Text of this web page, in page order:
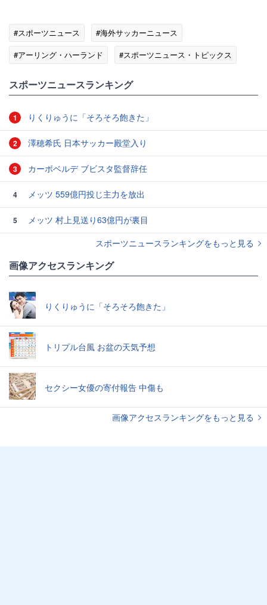
#スポーツニュース
#海外サッカーニュース
#アーリング・ハーランド
#スポーツニュース・トピックス
スポーツニュースランキング
1 りくりゅうに「そろそろ飽きた」
2 澤穂希氏 日本サッカー殿堂入り
3 カーボベルデ ブビスタ監督辞任
4 メッツ 559億円投じ主力を放出
5
メッツ 村上見送り63億円が裏目
スポーツニュースランキングをもっと見る
画像アクセスランキング
りくりゅうに「そろそろ飽きた」
トリプル台風 お盆の天気予想
セクシー女優の寄付報告 中傷も
画像アクセスランキングをもっと見る